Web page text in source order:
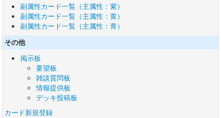
副属性カード一覧（主属性：紫）
副属性カード一覧（主属性：黄）
副属性カード一覧（主属性：青）
その他
掲示板
要望板
雑談質問板
情報提供板
デッキ投稿板
カード新規登録